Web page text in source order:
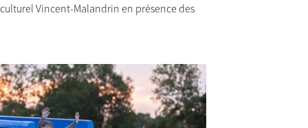
culturel Vincent-Malandrin en présence des